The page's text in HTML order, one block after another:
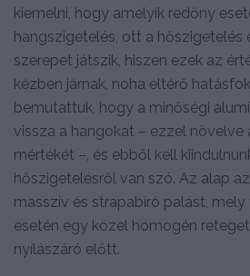
kiemelni, hogy amelyik redőny
hangszigetelés, ott a hőszigetelés
szerepet játszik, hiszen ezek az
kézben járnak, noha eltérő
bemutattuk, hogy a minőségi
vissza a hangokat – ezzel növelve
mértékét –, és ebből kell
hőszigetelésről van szó. Az alap
masszív és strapabíró palást, mely
esetén egy közel homogén
nyílászáró előtt.